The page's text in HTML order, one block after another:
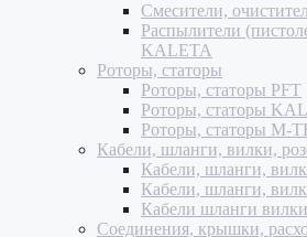
Смесители,
Распылители
KALETA
Роторы, статоры
Роторы, статоры PFT
Роторы, статоры
Роторы, статоры M-
Кабели, шланги, вилки,
Кабели, шланги,
Кабели, шланги,
Кабели шланги
Соединения, крышки,